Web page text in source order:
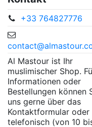
+33 764827776
Al Mastour ist Ihr
muslimischer Shop.
Informationen oder
Bestellungen können
uns gerne über das
Kontaktformular oder
telefonisch (von 10